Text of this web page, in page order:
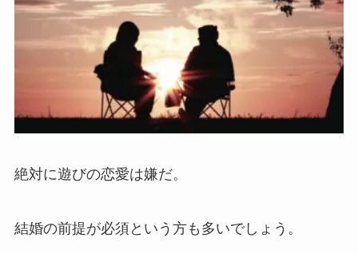
絶対に遊びの恋愛は嫌だ。
結婚の前提が必須という方も多いでしょう。